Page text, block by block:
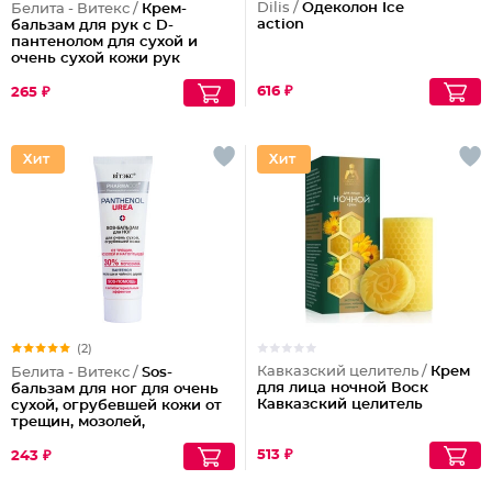
Белита - Витекс / Крем-
бальзам для рук с D-
пантенолом для сухой и
очень сухой кожи рук
265 ₽
Dilis / Одеколон Ice
action
616 ₽
(2)
Белита - Витекс / Sos-
бальзам для ног для очень
сухой, огрубевшей кожи от
трещин, мозолей,
Urea
243 ₽
Кавказский целитель / Крем
для лица ночной Воск
Кавказский целитель
513 ₽